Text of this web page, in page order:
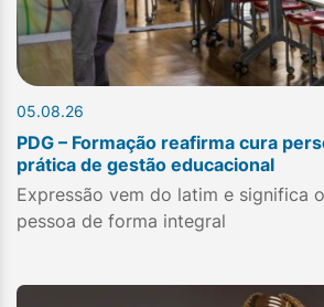
05.08.26
PDG – Formação reafirma cura
prática de gestão educacional
Expressão vem do latim e significa
pessoa de forma integral